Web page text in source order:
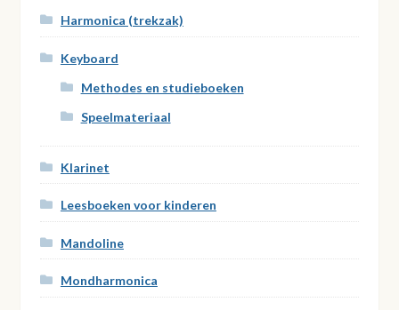
Harmonica (trekzak)
Keyboard
Methodes en studieboeken
Speelmateriaal
Klarinet
Leesboeken voor kinderen
Mandoline
Mondharmonica